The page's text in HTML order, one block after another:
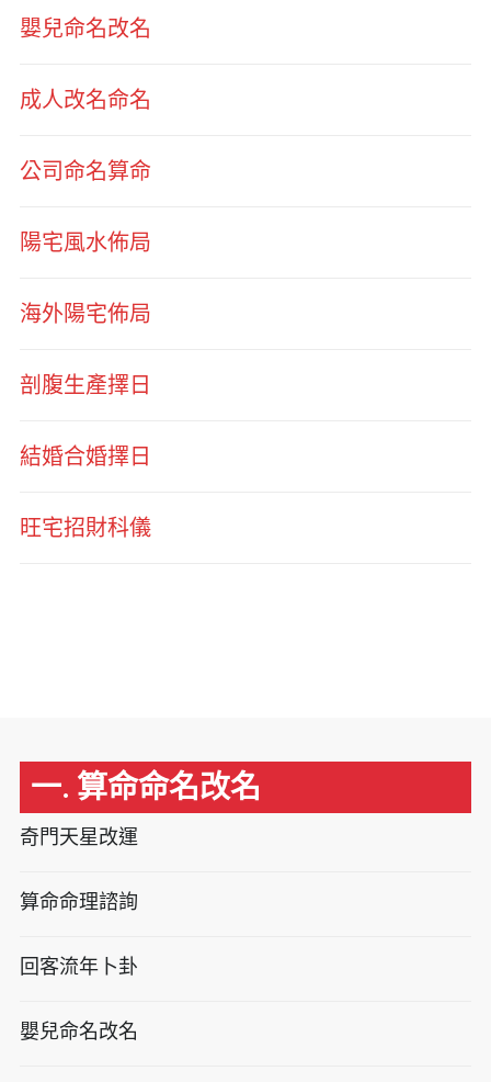
嬰兒命名改名
成人改名命名
公司命名算命
陽宅風水佈局
海外陽宅佈局
剖腹生產擇日
結婚合婚擇日
旺宅招財科儀
一. 算命命名改名
奇門天星改運
算命命理諮詢
回客流年卜卦
嬰兒命名改名